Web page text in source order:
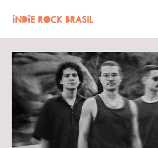
para
o
conteúdo